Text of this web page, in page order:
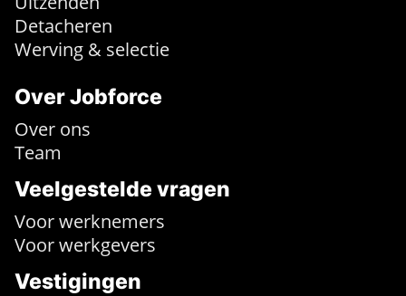
Detacheren
Werving & selectie
Over Jobforce
Over ons
Team
Veelgestelde vragen
Voor werknemers
Voor werkgevers
Vestigingen